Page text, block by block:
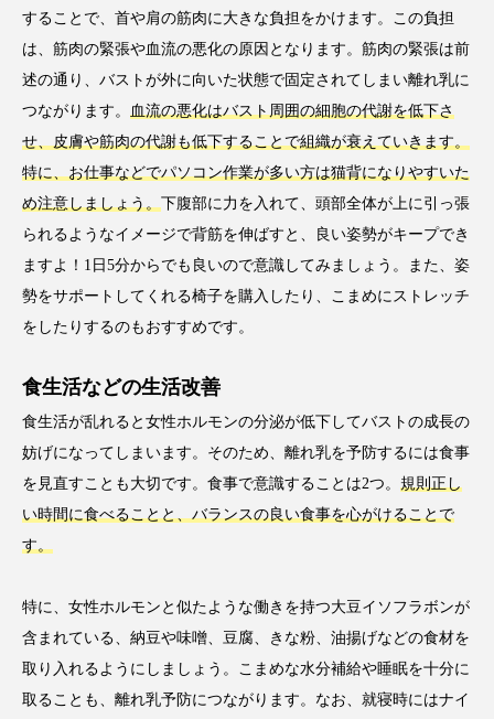
することで、首や肩の筋肉に大きな負担をかけます。この負担
は、筋肉の緊張や血流の悪化の原因となります。筋肉の緊張は前
述の通り、バストが外に向いた状態で固定されてしまい離れ乳に
つながります。 血流の悪化はバスト周囲の細胞の代謝を低下さ
せ、皮膚や筋肉の代謝も低下することで組織が衰えていきます。
特に、お仕事などでパソコン作業が多い方は猫背になりやすいた
め注意しましょう。下腹部に力を入れて、頭部全体が上に引っ張
られるようなイメージで背筋を伸ばすと、良い姿勢がキープでき
ますよ！1日5分からでも良いので意識してみましょう。また、姿
勢をサポートしてくれる椅子を購入したり、こまめにストレッチ
をしたりするのもおすすめです。
食生活などの生活改善
食生活が乱れると女性ホルモンの分泌が低下してバストの成長の
妨げになってしまいます。そのため、離れ乳を予防するには食事
を見直すことも大切です。食事で意識することは2つ。 規則正し
い時間に食べることと、バランスの良い食事を心がけることで
す。
特に、女性ホルモンと似たような働きを持つ大豆イソフラボンが
含まれている、納豆や味噌、豆腐、きな粉、油揚げなどの食材を
取り入れるようにしましょう。こまめな水分補給や睡眠を十分に
取ることも、離れ乳予防につながります。なお、就寝時にはナイ